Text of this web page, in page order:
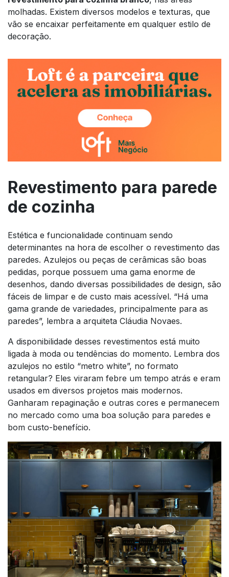
molhadas. Existem diversos modelos e texturas, que
vão se encaixar perfeitamente em qualquer estilo de
decoração.
Revestimento para parede
de cozinha
Estética e funcionalidade continuam sendo
determinantes na hora de escolher o revestimento das
paredes. Azulejos ou peças de cerâmicas são boas
pedidas, porque possuem uma gama enorme de
desenhos, dando diversas possibilidades de design, são
fáceis de limpar e de custo mais acessível. “Há uma
gama grande de variedades, principalmente para as
paredes”, lembra a arquiteta Cláudia Novaes.
A disponibilidade desses revestimentos está muito
ligada à moda ou tendências do momento. Lembra dos
azulejos no estilo “metro white”, no formato
retangular? Eles viraram febre um tempo atrás e eram
usados em diversos projetos mais modernos.
Ganharam repaginação e outras cores e permanecem
no mercado como uma boa solução para paredes e
bom custo-benefício.